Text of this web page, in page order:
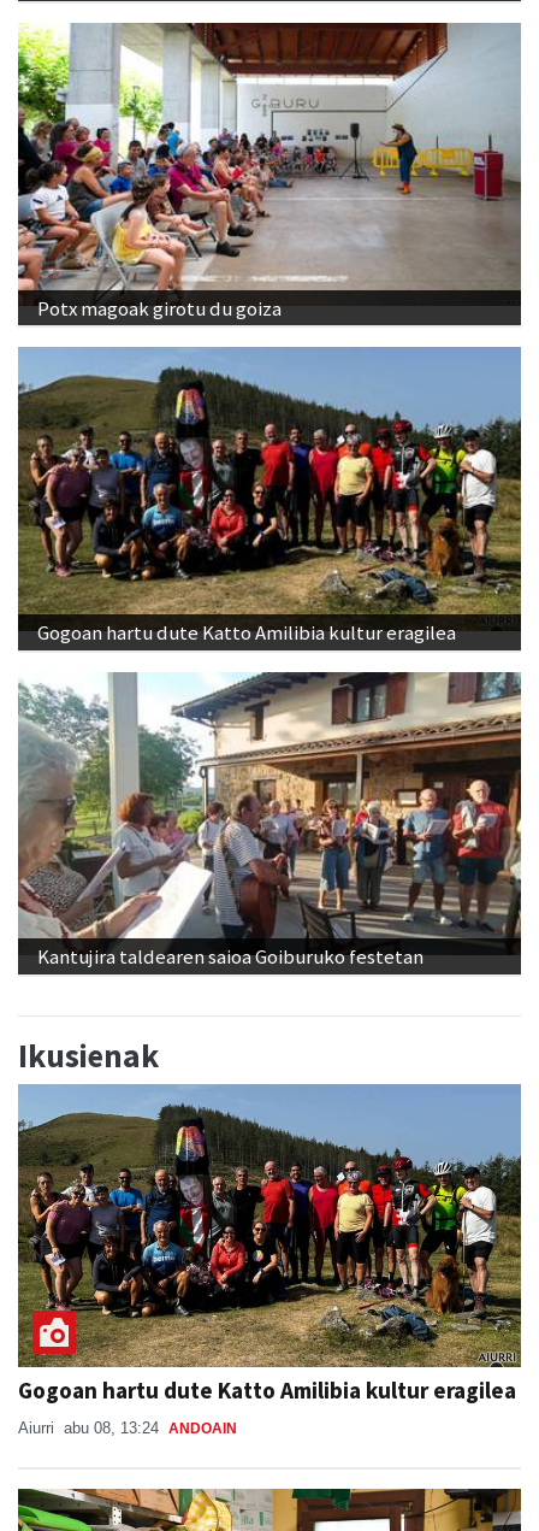
Potx magoak girotu du goiza
Gogoan hartu dute Katto Amilibia kultur eragilea
Kantujira taldearen saioa Goiburuko festetan
Ikusienak
Gogoan hartu dute Katto Amilibia kultur eragilea
Aiurri abu 08, 13:24 ANDOAIN